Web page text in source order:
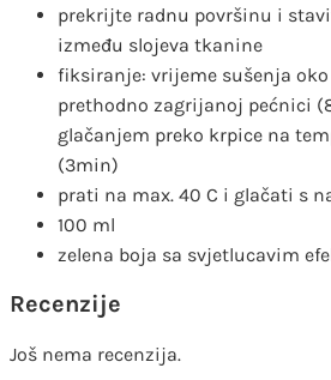
prekrijte radnu površinu i
između slojeva tkanine
fiksiranje: vrijeme sušenja
prethodno zagrijanoj pećnici
glačanjem preko krpice na
(3min)
prati na max. 40 C i glačati s
100 ml
zelena boja sa svjetlucavim
Recenzije
Još nema recenzija.